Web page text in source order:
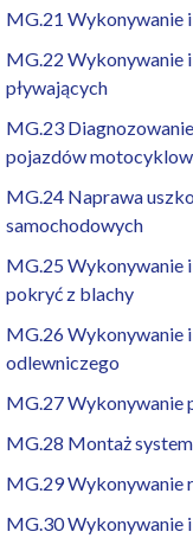
MG.21 Wykonywanie
MG.22 Wykonywanie
pływających
MG.23
pojazdów
MG.24 Naprawa
samochodowych
MG.25 Wykonywanie
pokryć z blachy
MG.26 Wykonywanie
odlewniczego
MG.27 Wykonywanie
MG.28 Montaż
MG.29 Wykonywanie
MG.30 Wykonywanie